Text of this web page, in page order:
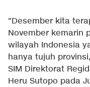
"Desember kita
November kemarin
wilayah Indonesia
hanya tujuh
SIM Direktorat
Heru Sutopo pada